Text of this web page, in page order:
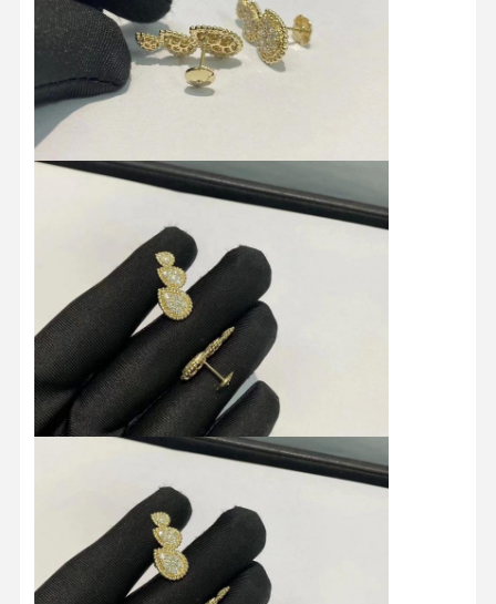
Домой Продукты Видеозаписи
Экскурсия
По Заводу
Контроль
Качества
Свяжитесь С